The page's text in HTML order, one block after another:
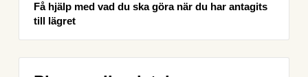
Få hjälp med vad du ska göra när du har antagits
till lägret